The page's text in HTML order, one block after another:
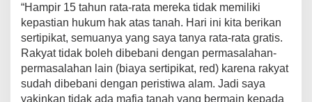
“Hampir 15 tahun rata-rata mereka tidak memiliki
kepastian hukum hak atas tanah. Hari ini kita berikan
sertipikat, semuanya yang saya tanya rata-rata gratis.
Rakyat tidak boleh dibebani dengan permasalahan-
permasalahan lain (biaya sertipikat, red) karena rakyat
sudah dibebani dengan peristiwa alam. Jadi saya
yakinkan tidak ada mafia tanah yang bermain kepada